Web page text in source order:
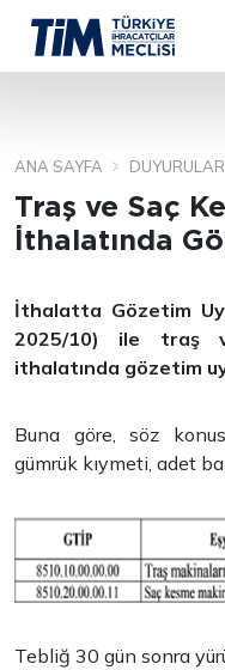
ANA SAYFA DUYURULAR
Traş ve Saç
İthalatında
İthalatta Gözetim
2025/10) ile traş
ithalatında gözetim
Buna göre, söz
gümrük kıymeti, adet
Tebliğ 30 gün sonra